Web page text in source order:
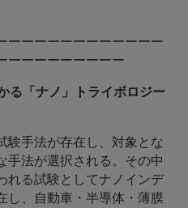
ーーーーーーーーーーーー
ーーーーーーーーー
る「ナノ」トライボロジー
手法が存在し、対象とな
手法が選択される。その中
れる試験としてナノインデ
し、自動車・半導体・薄膜